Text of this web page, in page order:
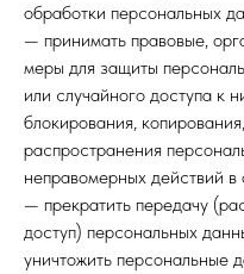
обработки персональных
— принимать правовые,
меры для защиты
или случайного доступа к
блокирования,
распространения
неправомерных действий
— прекратить передачу
доступ) персональных
уничтожить персональные